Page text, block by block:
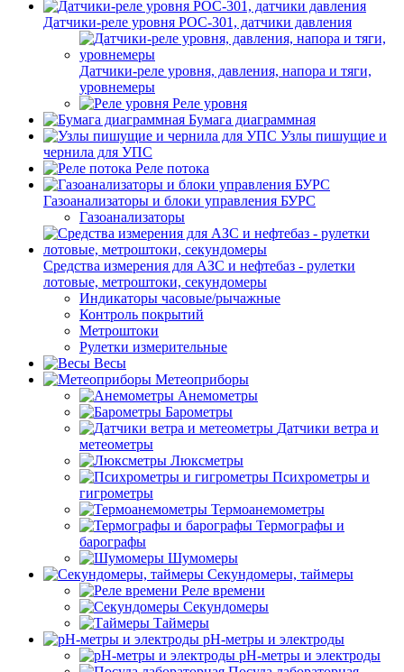
Датчики-реле уровня РОС-301, датчики давления
Датчики-реле уровня, давления, напора и тяги,
уровнемеры
Реле уровня
Бумага диаграммная
Узлы пишущие и
чернила для УПС
Реле потока
Газоанализаторы и блоки управления БУРС
Газоанализаторы
Средства измерения для АЗС и нефтебаз - рулетки
лотовые, метроштоки, секундомеры
Индикаторы часовые/рычажные
Контроль покрытий
Метроштоки
Рулетки измерительные
Весы
Метеоприборы
Анемометры
Барометры
Датчики ветра и
метеометры
Люксметры
Психрометры и
гигрометры
Термоанемометры
Термографы и
барографы
Шумомеры
Секундомеры, таймеры
Реле времени
Секундомеры
Таймеры
pH-метры и электроды
pH-метры и электроды